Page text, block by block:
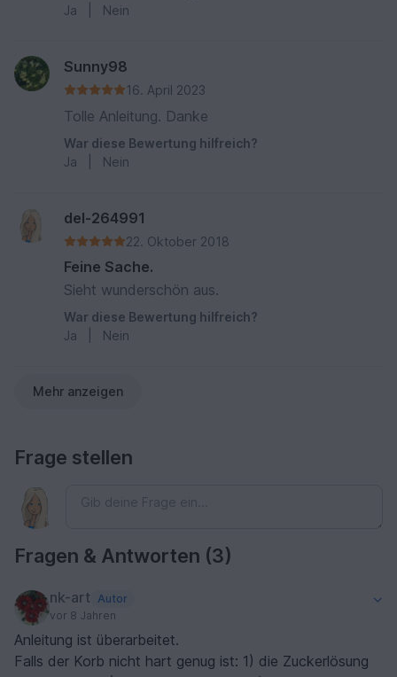
Ja
Nein
Sunny98
16. April 2023
Tolle Anleitung. Danke
War diese Bewertung hilfreich?
Ja
Nein
del-264991
22. Oktober 2018
Feine Sache.
Sieht wunderschön aus.
War diese Bewertung hilfreich?
Ja
Nein
Mehr anzeigen
Frage stellen
Fragen & Antworten (3)
nk-art
Autor
vor 8 Jahren
Anleitung ist überarbeitet.
Falls der Korb nicht hart genug ist: 1) die Zuckerlösung